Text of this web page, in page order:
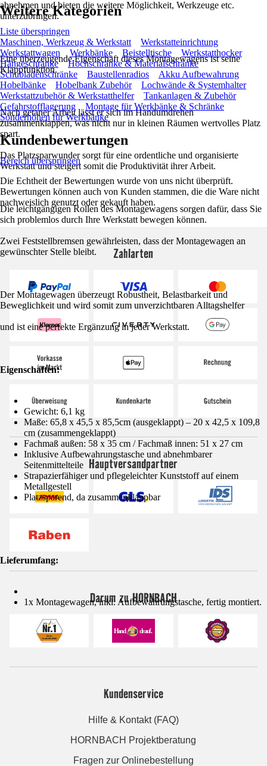
abnehmen und bieten die weitere Möglichkeit, Werkzeuge etc.
unterzubringen.
Eine überzeugende Eigenschaft dieses Montagewagens ist seine
Klappfunktion.
Nach getaner Arbeit lässt er sich im Handumdrehen
zusammenklappen, was nicht nur in kleinen Räumen wertvolles Platz
spart.
Das Platzsparwunder sorgt für eine ordentliche und organisierte
Werkstatt und steigert somit die Produktivität ihrer Arbeit.
Die leichtgängigen Rollen des Montagewagens sorgen dafür, dass Sie
sich problemlos durch Ihre Werkstatt bewegen können.
Zwei Feststellbremsen gewährleisten, dass der Montagewagen an
gewünschter Stelle bleibt.
Der Montagewagen überzeugt Robustheit, Belastbarkeit und
Beweglichkeit und wird somit zum unverzichtbaren Alltagshelfer
und ist eine perfekte Ergänzung in jeder Werkstatt.
Eigenschaften:
Gewicht: 6,1 kg
Maße: 65,8 x 45,5 x 85,5cm (ausgeklappt) – 20 x 42,5 x 109,8
cm (zusammengeklappt)
Fachmaß außen: 58 x 35 cm / Fachmaß innen: 51 x 27 cm
Inklusive Aufbewahrungstasche und abnehmbarer
Seitenmittelteile
Strapazierfähiger und pflegeleichter Kunststoff auf einem
Metallgestell
Platzsparend, da zusammenklappbar
Lieferumfang:
1x Montagewagen, inkl. Aufbewahrungstasche, fertig montiert.
Weitere Kategorien
Liste überspringen
Maschinen, Werkzeug & Werkstatt
Werkstatteinrichtung
Werkstattwagen
Werkbänke Beistelltische
Werkstatthocker
Hängeschränke
Hochschränke & Materialschränke
Schubladenschränke
Baustellenradios
Akku Aufbewahrung
Hobelbänke
Hobelbank Zubehör
Lochwände & Systemhalter
Werkstattzubehör & Werkstatthelfer
Tankanlagen & Zubehör
Gefahrstofflagerung
Montage für Werkbänke & Schränke
Sonderhöhen für Werkbänke
Kundenbewertungen
Bereich überspringen
Die Echtheit der Bewertungen wurde von uns nicht überprüft.
Bewertungen können auch von Kunden stammen, die die Ware nicht
nachweislich genutzt oder gekauft haben.
Zahlarten
Hauptversandpartner
Darum zu HORNBACH
Kundenservice
Hilfe & Kontakt (FAQ)
HORNBACH Projektberatung
Fragen zur Onlinebestellung